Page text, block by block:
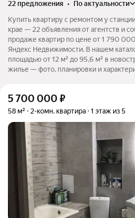
22 предложения •
по актуальности
Купить квартиру с ремонтом у
крае — 22 объявления от агентств и
продаже квартир по цене от 1 790
Яндекс Недвижимости. В нашем
площадью от 12 м² до 95,6 м² в
жилье — фото, планировки и
5 700 000 ₽
58 м² 2-комн. квартира 1 этаж из 5